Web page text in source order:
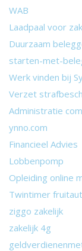
WAB
Laadpaal voor
Duurzaam
starten-met-
Werk vinden bij
Verzet
Administratie
ynno.com
Financieel Advies
Lobbenpomp
Opleiding online
Twintimer
ziggo zakelijk
zakelijk 4g